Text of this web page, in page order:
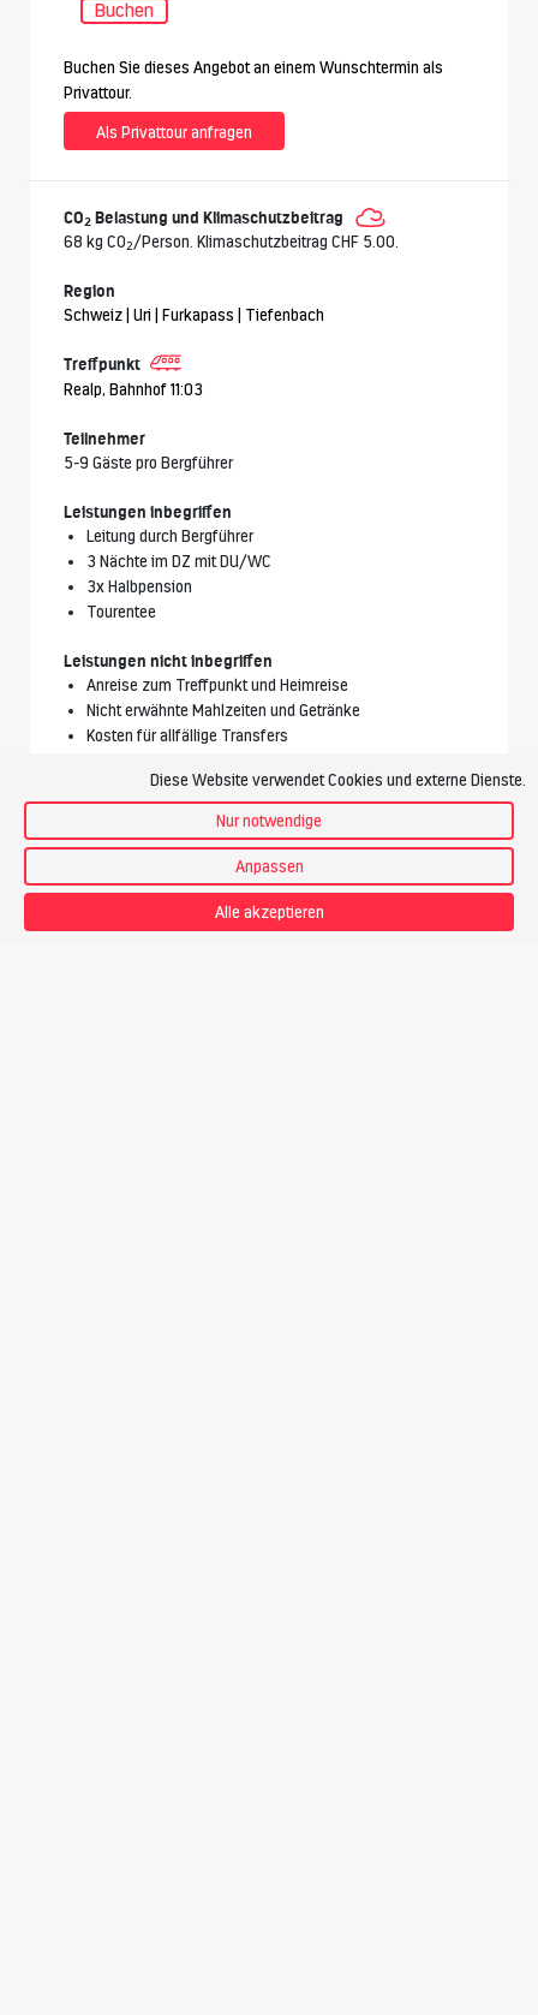
Buchen
Buchen Sie dieses Angebot an einem Wunschtermin als
Privattour.
Als Privattour anfragen
CO2 Belastung und Klimaschutzbeitrag
68 kg CO2/Person. Klimaschutzbeitrag CHF 5.00.
Region
Schweiz | Uri | Furkapass | Tiefenbach
Treffpunkt
Realp, Bahnhof 11:03
Teilnehmer
5-9 Gäste pro Bergführer
Leistungen inbegriffen
Leitung durch Bergführer
3 Nächte im DZ mit DU/WC
3x Halbpension
Tourentee
Leistungen nicht inbegriffen
Anreise zum Treffpunkt und Heimreise
Nicht erwähnte Mahlzeiten und Getränke
Kosten für allfällige Transfers
Annullationskostenversicherung
Vorgesehener Bergführer
Diese Website verwendet Cookies und externe Dienste.
Nur notwendige
Anpassen
Alle akzeptieren